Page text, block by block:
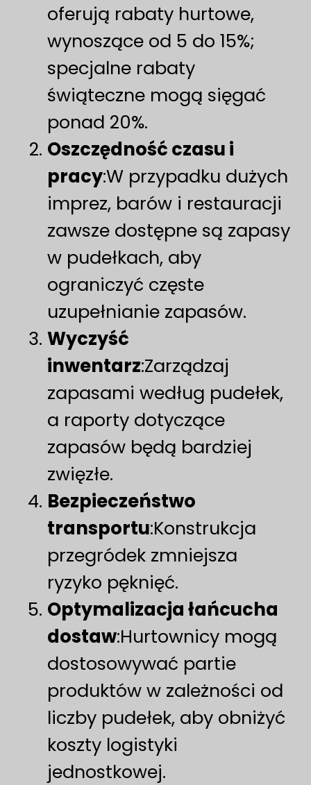
oferują rabaty hurtowe,
wynoszące od 5 do 15%;
specjalne rabaty
świąteczne mogą sięgać
ponad 20%.
Oszczędność czasu i
pracy:W przypadku dużych
imprez, barów i restauracji
zawsze dostępne są zapasy
w pudełkach, aby
ograniczyć częste
uzupełnianie zapasów.
Wyczyść
inwentarz:Zarządzaj
zapasami według pudełek,
a raporty dotyczące
zapasów będą bardziej
zwięzłe.
Bezpieczeństwo
transportu:Konstrukcja
przegródek zmniejsza
ryzyko pęknięć.
Optymalizacja łańcucha
dostaw:Hurtownicy mogą
dostosowywać partie
produktów w zależności od
liczby pudełek, aby obniżyć
koszty logistyki
jednostkowej.